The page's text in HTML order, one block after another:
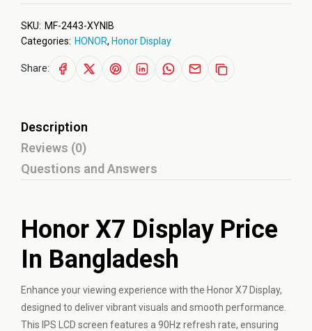
SKU: MF-2443-XYNIB
Categories: HONOR, Honor Display
Share:
Description
Reviews (0)
Questions and Answers
Honor X7 Display Price
In Bangladesh
Enhance your viewing experience with the Honor X7 Display,
designed to deliver vibrant visuals and smooth performance.
This IPS LCD screen features a 90Hz refresh rate, ensuring